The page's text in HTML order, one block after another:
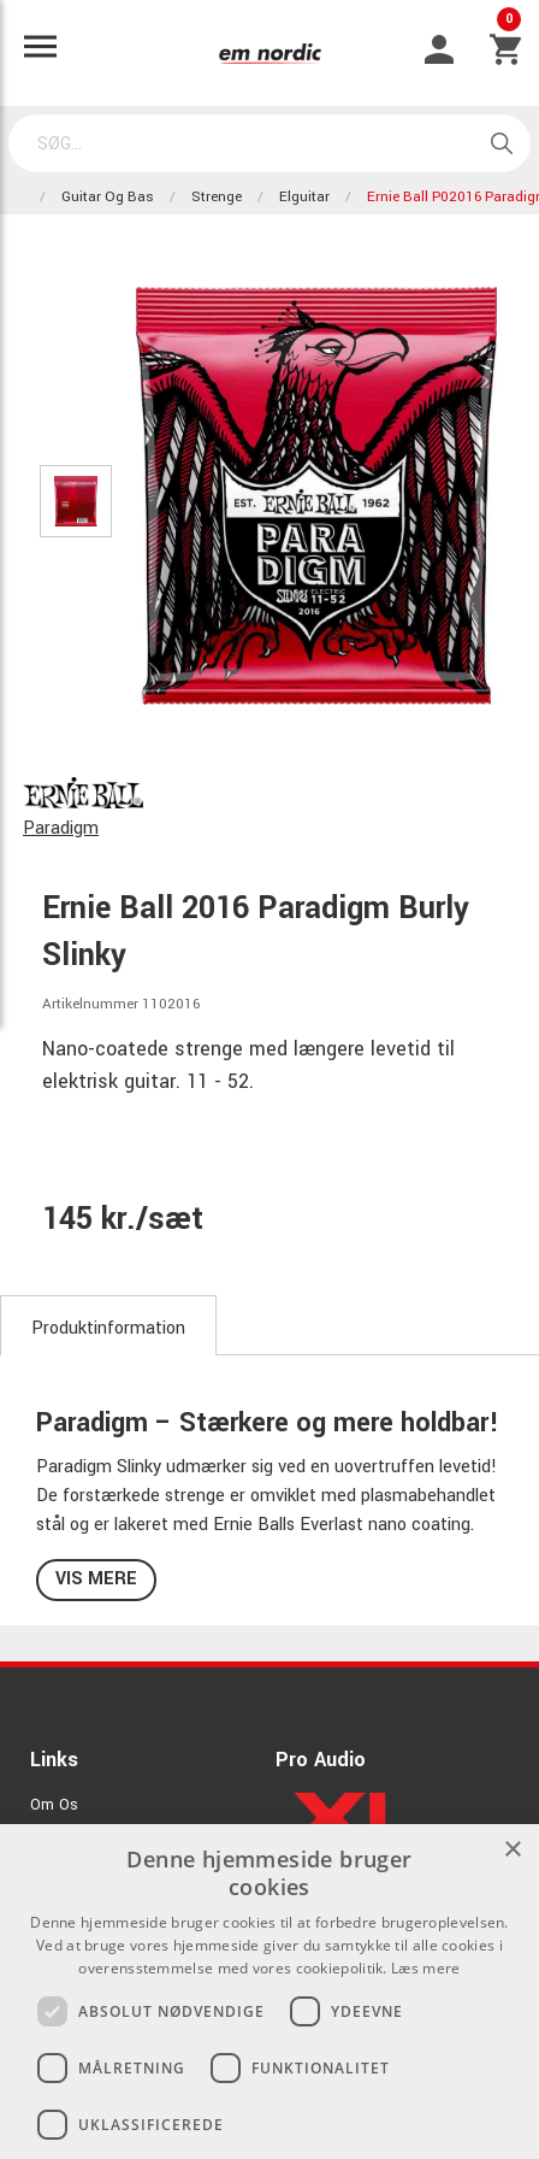
0
Guitar Og Bas Strenge Elguitar Ernie Ball P02016
Paradigm
Ernie Ball 2016 Paradigm Burly
Slinky
Artikelnummer 1102016
Nano-coatede strenge med længere levetid til
elektrisk guitar. 11 - 52.
145 kr./sæt
Produktinformation
Paradigm – Stærkere og mere holdbar!
Paradigm Slinky udmærker sig ved en uovertruffen levetid!
De forstærkede strenge er omviklet med plasmabehandlet
stål og er lakeret med Ernie Balls Everlast nano coating.
Det gør, at de holder længere både fysisk og tonalt. De
ikke-omvundne strenge er af Reinforced Plain (RPS) typen
knækker der. Paradigm leverer en klar, ren og afbalanceret
Paradigm Slinky næste gang du handler strenge og mærk
Speciikationer
VIS MERE
Links
Om Os
GDPR & Cookies
Pro Audio
.
Kontakt
Som privatperson kan du ikke
købe på denne hjemmeside, alt
forhandlere.
Sociale medier
×
Denne hjemmeside bruger
cookies
Denne hjemmeside bruger cookies til at forbedre brugeroplevelsen.
Ved at bruge vores hjemmeside giver du samtykke til alle cookies i
overensstemmelse med vores cookiepolitik. Læs mere
ABSOLUT NØDVENDIGE YDEEVNE
MÅLRETNING FUNKTIONALITET
UKLASSIFICEREDE